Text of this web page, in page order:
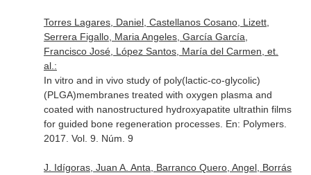
Torres Lagares, Daniel, Castellanos Cosano, Lizett,
Serrera Figallo, Maria Angeles, García García,
Francisco José, López Santos, María del Carmen, et.
al.:
In vitro and in vivo study of poly(lactic-co-glycolic)
(PLGA)membranes treated with oxygen plasma and
coated with nanostructured hydroxyapatite ultrathin films
for guided bone regeneration processes. En: Polymers.
2017. Vol. 9. Núm. 9
J. Idígoras, Juan A. Anta, Barranco Quero, Angel, Borrás